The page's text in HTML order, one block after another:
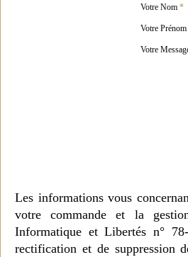
Votre Nom *
Votre Prénom
Votre
Les informations vous
votre commande et la
Informatique et Libertés n°
rectification et de suppression